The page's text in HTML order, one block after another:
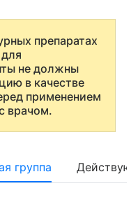
препаратах
не должны
в качестве
применением
врачом.
группа